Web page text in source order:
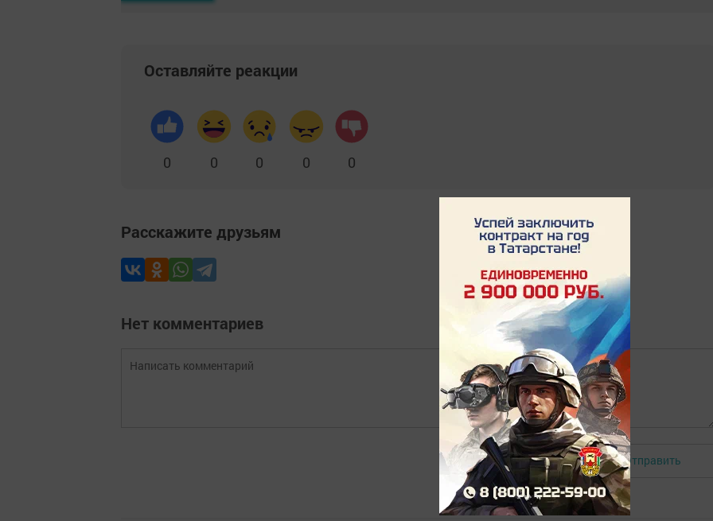
Оставляйте реакции
0 0 0 0 0
Расскажите друзьям
Нет комментариев
Авторизоваться Отправить